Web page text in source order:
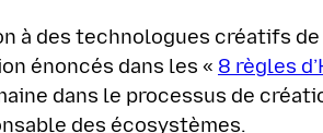
à des technologues créatifs
énoncés dans les « 8 règles
dans le processus de
des écosystèmes.